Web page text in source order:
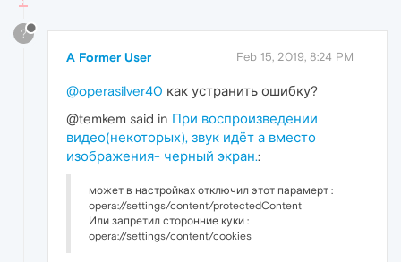
?
A Former User Feb 15, 2019, 8:24 PM
@operasilver40 как устранить ошибку?
@temkem said in При воспроизведении
видео(некоторых), звук идёт а вместо
изображения- черный экран.:
может в настройках отключил этот парамерт :
opera://settings/content/protectedContent
Или запретил сторонние куки :
opera://settings/content/cookies